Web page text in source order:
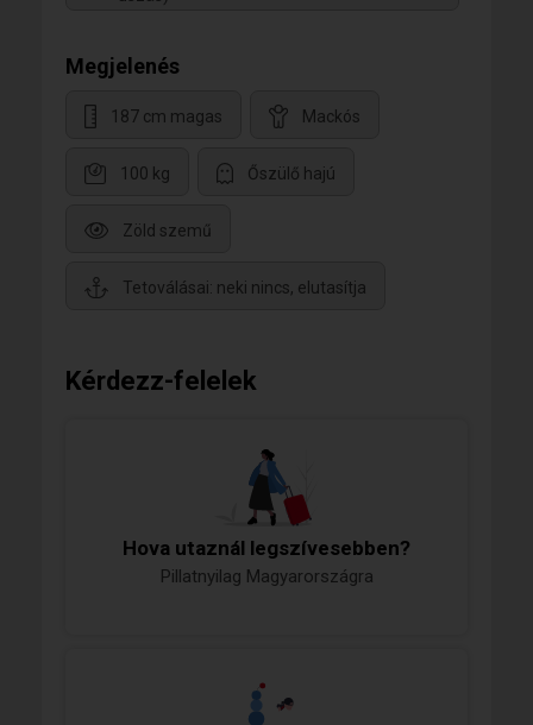
Megjelenés
187 cm magas Mackós
100 kg Őszülő hajú
Zöld szemű
Tetoválásai: neki nincs, elutasítja
Kérdezz-felelek
Hova utaznál legszívesebben?
Pillatnyilag Magyarországra